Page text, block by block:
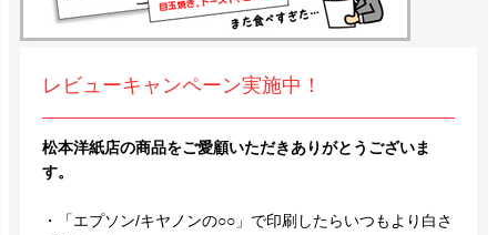
レビューキャンペーン実施中！
松本洋紙店の商品をご愛顧いただきありがとうございま
す。
・「エプソン/キヤノンの○○」で印刷したらいつもより白さ